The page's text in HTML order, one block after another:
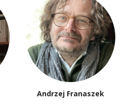
Andrzej Franaszek